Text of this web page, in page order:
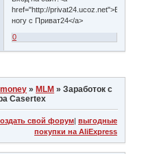
href="http://privat24.ucoz.net">В
ногу с Приват24</a>
0
» MLM »Заработок с
Casertex
свой форум| выгодные
покупки на AliExpress